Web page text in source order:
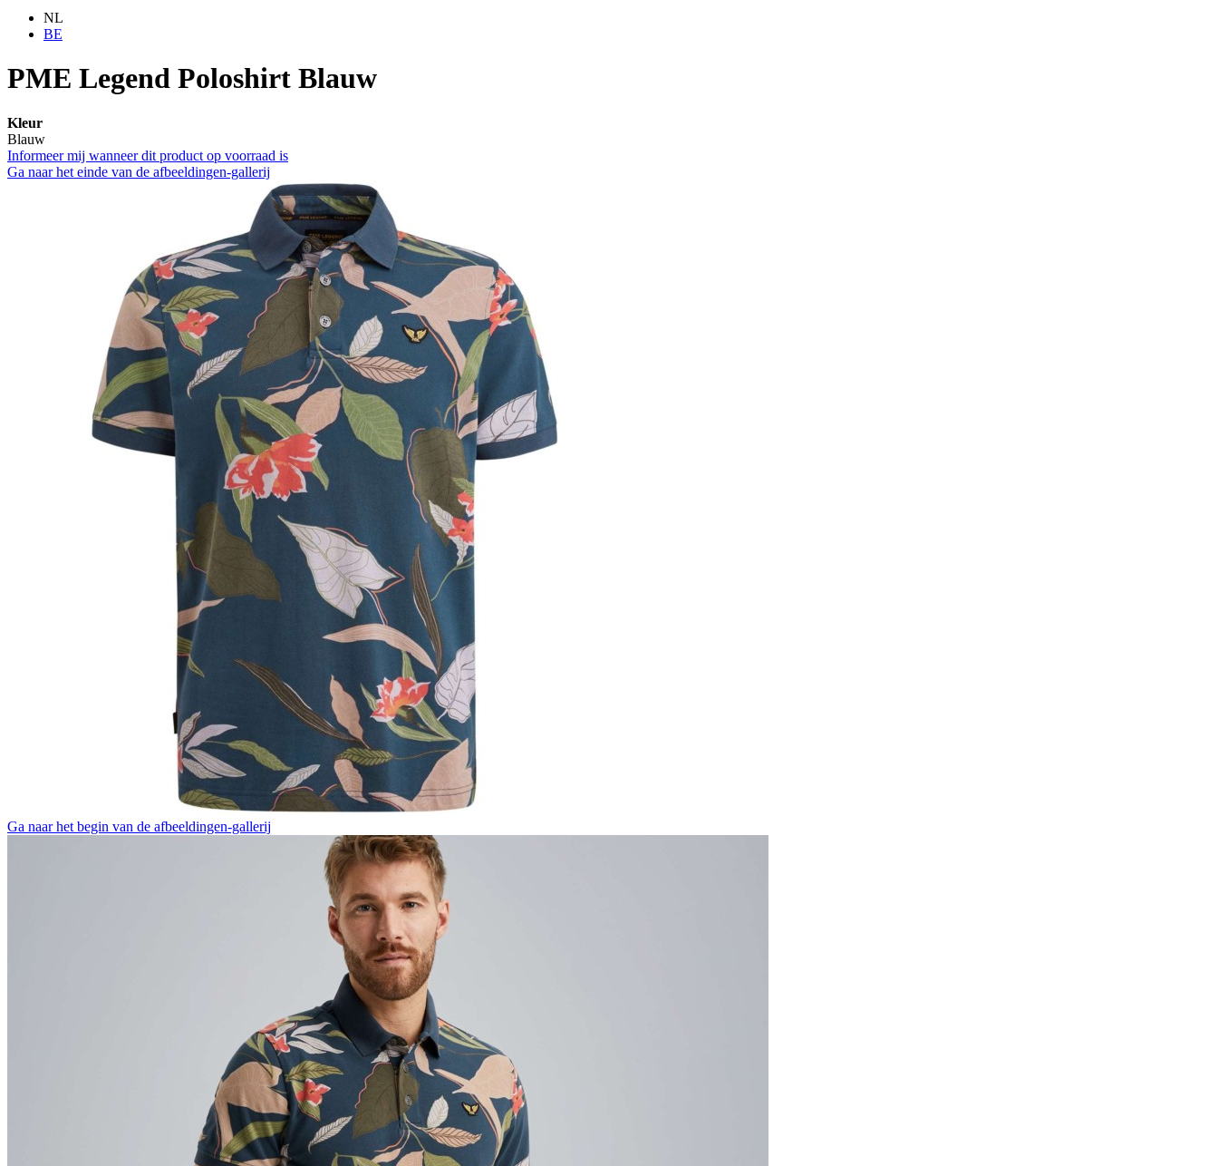
NL
BE
PME Legend Poloshirt Blauw
Kleur
Blauw
Informeer mij wanneer dit product op voorraad is
Ga naar het einde van de afbeeldingen-gallerij
Ga naar het begin van de afbeeldingen-gallerij